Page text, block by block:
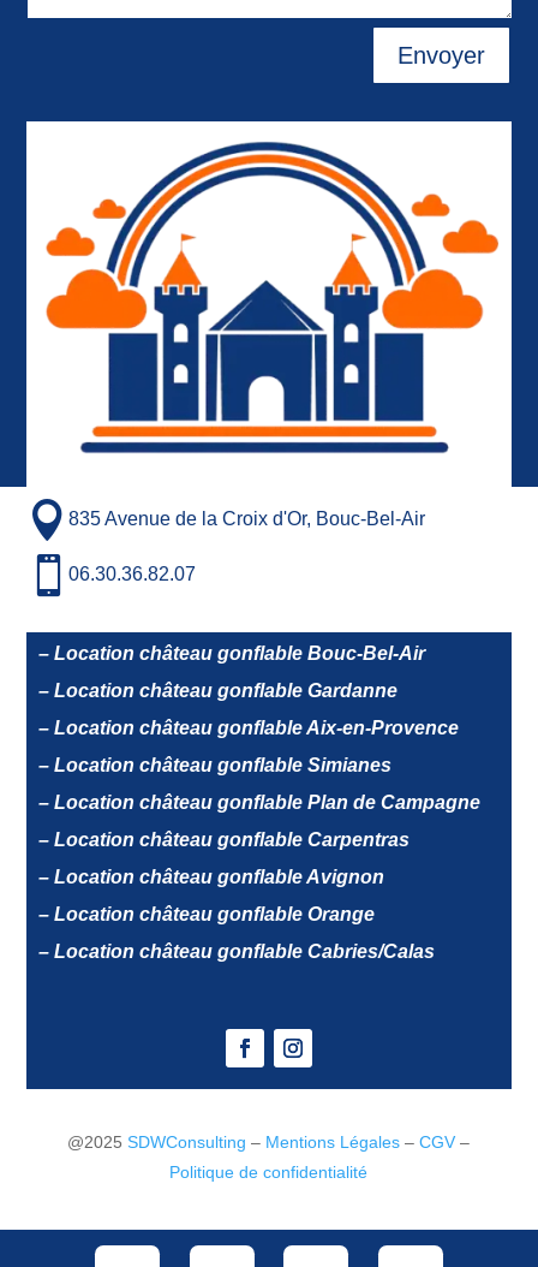
Envoyer
835 Avenue de la Croix d'Or, Bouc-Bel-Air
06.30.36.82.07
– Location château gonflable Bouc-Bel-Air
– Location château gonflable Gardanne
– Location château gonflable Aix-en-Provence
– Location château gonflable Simianes
– Location château gonflable Plan de Campagne
– Location château gonflable Carpentras
– Location château gonflable Avignon
– Location château gonflable Orange
– Location château gonflable Cabries/Calas
@2025SDWConsulting – Mentions Légales –CGV–
Politique de confidentialité